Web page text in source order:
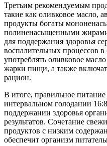
Третьим рекомендуемым
такие как оливковое масло,
продукты богаты
полиненасыщенными
для поддержания здоровья
воспалительных процессов в
употреблять оливковое
жарки пищи, а также
рацион.
В итоге, правильное
интервальном голодании
поддержании здоровья
результатов. Сочетание
продуктов с низким
обеспечит организм